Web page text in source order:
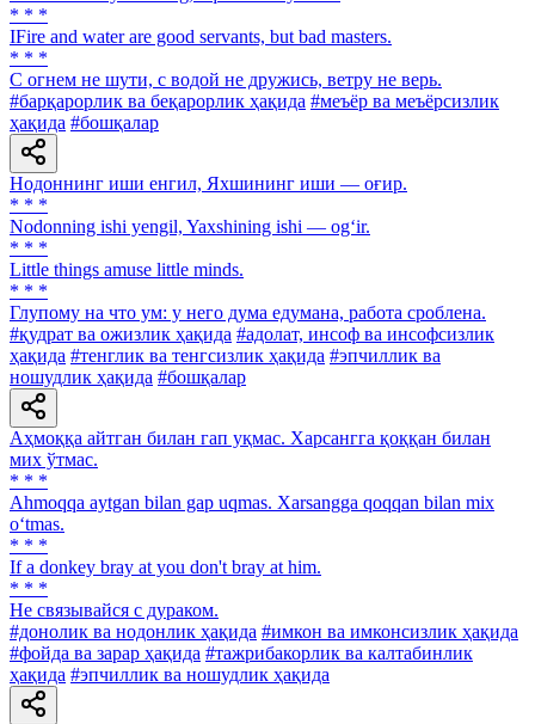
* * *
IFire and water are good servants, but bad masters.
* * *
С огнем не шути, с водой не дружись, ветру не верь.
#барқарорлик ва беқарорлик ҳақида #меъёр ва меъёрсизлик
ҳақида #бошқалар
Нодоннинг иши енгил, Яхшининг иши — оғир.
* * *
Nodonning ishi yengil, Yaxshining ishi — og‘ir.
* * *
Little things amuse little minds.
* * *
Глупому на что ум: у него дума eдумана, работа сроблена.
#қудрат ва ожизлик ҳақида #адолат, инсоф ва инсофсизлик
ҳақида #тенглик ва тенгсизлик ҳақида #эпчиллик ва
ношудлик ҳақида #бошқалар
Аҳмоққа айтган билан гап уқмас. Харсангга қоққан билан
мих ўтмас.
* * *
Ahmoqqa aytgan bilan gap uqmas. Xarsangga qoqqan bilan mix
o‘tmas.
* * *
If a donkey bray at you don't bray at him.
* * *
He связывайся с дураком.
#донолик ва нодонлик ҳақида #имкон ва имконсизлик ҳақида
#фойда ва зарар ҳақида #тажрибакорлик ва калтабинлик
ҳақида #эпчиллик ва ношудлик ҳақида